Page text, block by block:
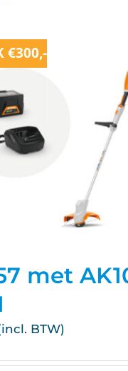
€300,-
met